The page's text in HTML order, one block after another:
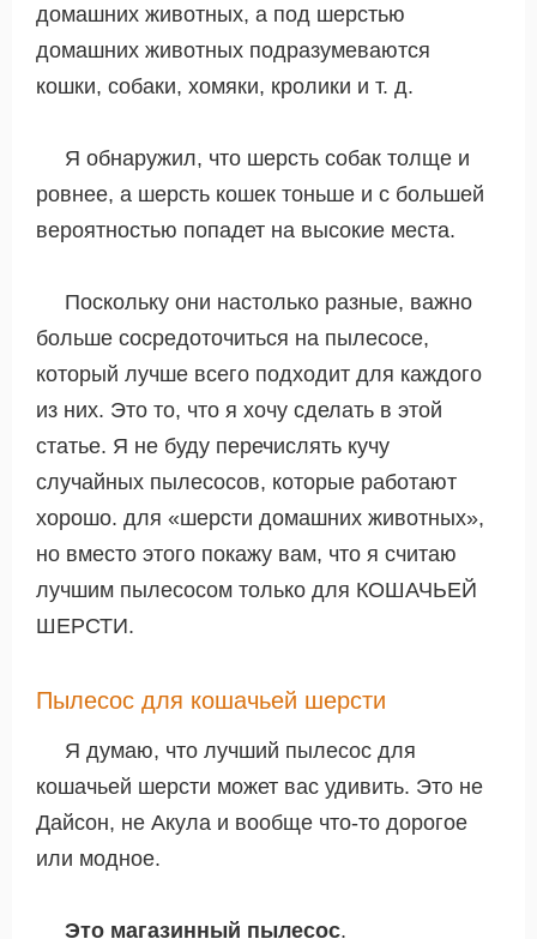
домашних животных, а под шерстью
домашних животных подразумеваются
кошки, собаки, хомяки, кролики и т. д.
Я обнаружил, что шерсть собак толще и
ровнее, а шерсть кошек тоньше и с большей
вероятностью попадет на высокие места.
Поскольку они настолько разные, важно
больше сосредоточиться на пылесосе,
который лучше всего подходит для каждого
из них. Это то, что я хочу сделать в этой
статье. Я не буду перечислять кучу
случайных пылесосов, которые работают
хорошо. для «шерсти домашних животных»,
но вместо этого покажу вам, что я считаю
лучшим пылесосом только для КОШАЧЬЕЙ
ШЕРСТИ.
Пылесос для кошачьей шерсти
Я думаю, что лучший пылесос для
кошачьей шерсти может вас удивить. Это не
Дайсон, не Акула и вообще что-то дорогое
или модное.
Это магазинный пылесос.